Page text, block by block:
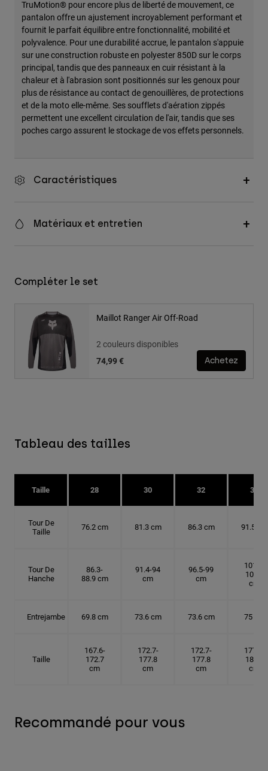
TruMotion® pour encore plus de liberté de mouvement, ce
pantalon offre un ajustement incroyablement performant et
fournit le parfait équilibre entre fonctionnalité, mobilité et
polyvalence. Pour une durabilité accrue, le pantalon s'appuie
sur une construction robuste en polyester 850D sur le corps
principal, tandis que des panneaux en cuir résistant à la
chaleur et à l'abrasion sont positionnés sur les genoux pour
plus de résistance au contact de genouillères, de protections
et de la moto elle-même. Ses soufflets d'aération zippés
permettent une excellent circulation de l'air, tandis que ses
poches cargo assurent le stockage de vos effets personnels.
Caractéristiques
Matériaux et entretien
Compléter le set
Maillot Ranger Air Off-Road
2 couleurs disponibles
74,99 €
Achetez
Tableau des tailles
Taille 28 30 32 34
Tour De
Taille
76.2 cm 81.3 cm 86.3 cm 91.5 cm
Tour De
Hanche
86.3-
88.9 cm
91.4-94
cm
96.5-99
cm
101.6-
104.1
cm
Entrejambe 69.8 cm 73.6 cm 73.6 cm 75 cm
Taille
167.6-
172.7
cm
172.7-
177.8
cm
172.7-
177.8
cm
177.8-
182.9
cm
Recommandé pour vous